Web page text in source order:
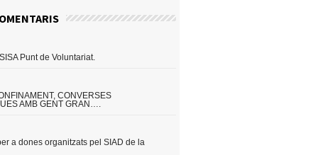
Punt de Voluntariat.
CONVERSES
AMB GENT GRAN….
a dones organitzats pel SIAD de la